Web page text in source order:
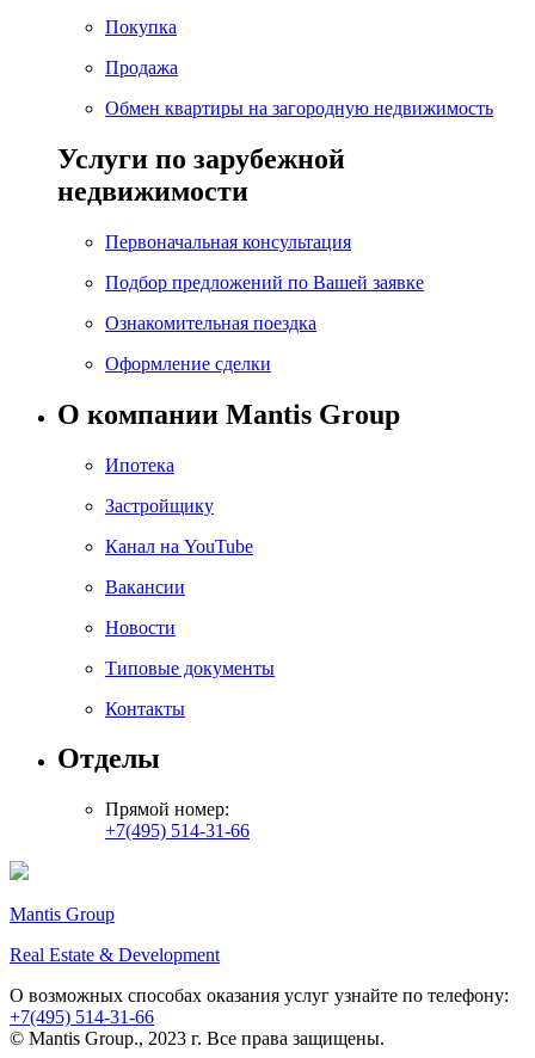
Покупка
Продажа
Обмен квартиры на загородную недвижимость
Услуги по зарубежной
недвижимости
Первоначальная консультация
Подбор предложений по Вашей заявке
Ознакомительная поездка
Оформление сделки
О компании Mantis Group
Ипотека
Застройщику
Канал на YouTube
Вакансии
Новости
Типовые документы
Контакты
Отделы
Прямой номер:
+7(495) 514-31-66
Mantis Group
Real Estate & Development
О возможных способах оказания услуг узнайте по телефону:
+7(495) 514-31-66
© Mantis Group., 2023 г. Все права защищены.